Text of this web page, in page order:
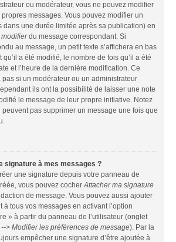
ou modérateur, vous ne pouvez modifier
messages. Vous pouvez modifier un
dans une durée limitée après sa publication) en
modifierdu message correspondant. Si
au message, un petit texte s’affichera en bas
a été modifié, le nombre de fois qu’il a été
et l’heure de la dernière modification. Ce
pas si un modérateur ou un administrateur
ils ont la possibilité de laisser une note
le message de leur propre initiative. Notez
pas supprimer un message une fois que
signature à mes messages ?
une signature depuis votre panneau de
vous pouvez cocherAttacher ma signature
de message. Vous pouvez aussi ajouter
à tous vos messages en activant l’option
» à partir du panneau de l’utilisateur (onglet
> Modifier les préférences de message). Par la
empêcher une signature d’être ajoutée à